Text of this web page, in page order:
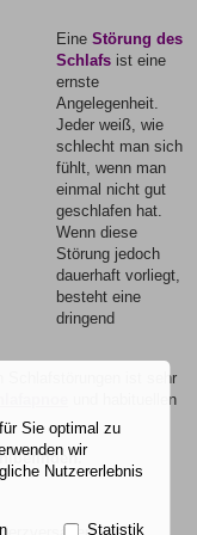
Eine Störung des
Schlafs ist eine
ernste
Angelegenheit.
Jeder weiß, wie
schlecht man sich
fühlt, wenn man
einmal nicht gut
geschlafen hat.
Wenn diese
Störung jedoch
dauerhaft vorliegt,
besteht eine
dringend
Schlafstörungen ist sehr
und habituellen
Sie optimal zu
wir
Nutzererlebnis
Statistik